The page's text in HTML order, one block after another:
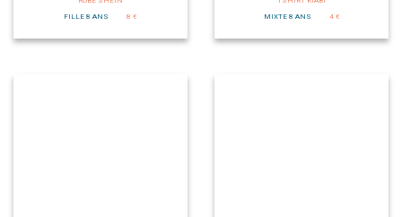
FILLE 8 ANS
8 €
MIXTE 8 ANS
4 €